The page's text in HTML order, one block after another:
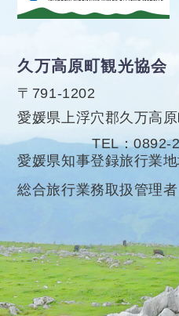
久万高原町観光協会
〒791-1202
愛媛県上浮穴郡久万高
TEL
0892-
愛媛県知事登録旅行業
総合旅行業務取扱管理